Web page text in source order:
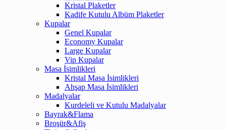
Kristal Plaketler
Kadife Kutulu Albüm Plaketler
Kupalar
Genel Kupalar
Economy Kupalar
Large Kupalar
Vip Kupalar
Masa İsimlikleri
Kristal Masa İsimlikleri
Ahşap Masa İsimlikleri
Madalyalar
Kurdeleli ve Kutulu Madalyalar
Bayrak&Flama
Broşür&Afiş